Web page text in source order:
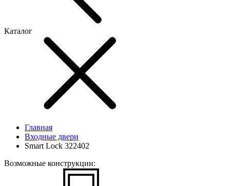
Каталог
Главная
Входные двери
Smart Lock 322402
Возможные конструкции: